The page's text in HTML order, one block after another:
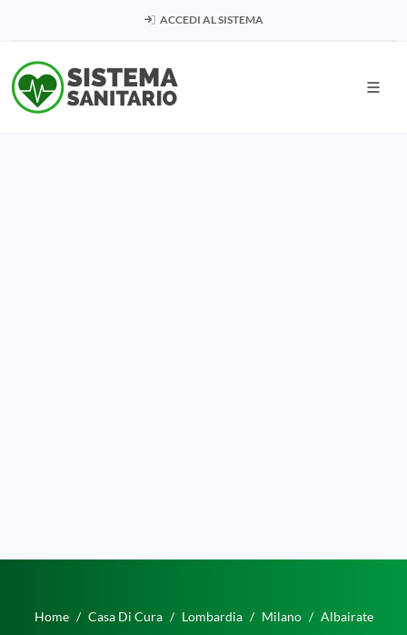
ACCEDI AL SISTEMA
Home Casa Di Cura Lombardia Milano Albairate